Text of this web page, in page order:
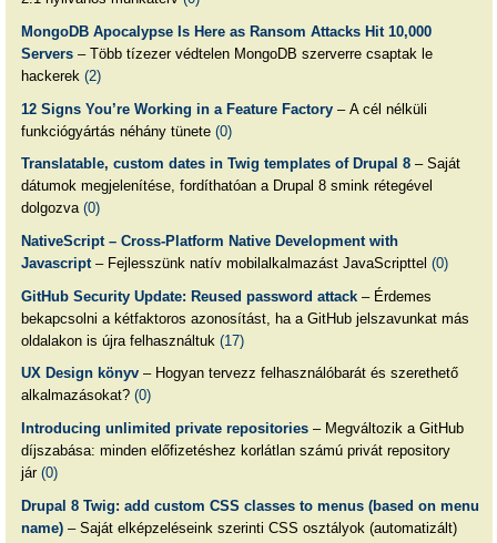
MongoDB Apocalypse Is Here as Ransom Attacks Hit 10,000
Servers– Több tízezer védtelen MongoDB szerverre csaptak le
hackerek (2)
12 Signs You’re Working in a Feature Factory– A cél nélküli
funkciógyártás néhány tünete (0)
Translatable, custom dates in Twig templates of Drupal 8– Saját
dátumok megjelenítése, fordíthatóan a Drupal 8 smink rétegével
dolgozva (0)
NativeScript – Cross-Platform Native Development with
Javascript– Fejlesszünk natív mobilalkalmazást JavaScripttel (0)
GitHub Security Update: Reused password attack– Érdemes
bekapcsolni a kétfaktoros azonosítást, ha a GitHub jelszavunkat más
oldalakon is újra felhasználtuk (17)
UX Design könyv– Hogyan tervezz felhasználóbarát és szerethető
alkalmazásokat? (0)
Introducing unlimited private repositories– Megváltozik a GitHub
díjszabása: minden előfizetéshez korlátlan számú privát repository
jár (0)
Drupal 8 Twig: add custom CSS classes to menus (based on menu
name)– Saját elképzeléseink szerinti CSS osztályok (automatizált)